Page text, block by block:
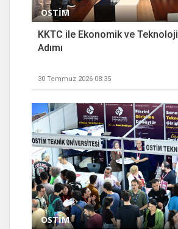
OSTİM
KKTC ile Ekonomik ve
Adımı
30 Temmuz 2026 08:35
OSTİM